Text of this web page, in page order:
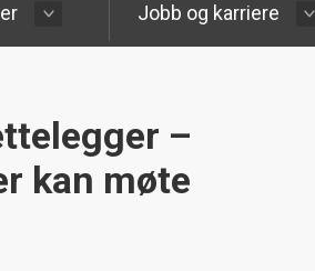
Jobb og karriere
–
kan møte